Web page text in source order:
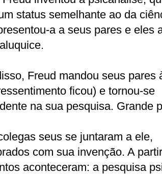
status semelhante ao da
a a seus pares e eles
Freud mandou seus pares
ficou) e tornou-se
na sua pesquisa. Grande
seus se juntaram a ele,
com sua invenção. A
aconteceram: a pesquisa